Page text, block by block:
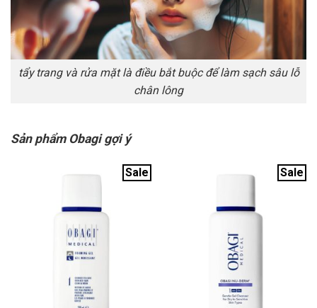
tẩy trang và rửa mặt là điều bắt buộc để làm sạch sâu lỗ
chân lông
Sản phẩm Obagi gợi ý
Sale Sale